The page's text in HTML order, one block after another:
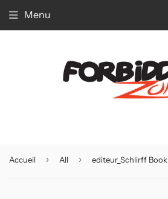
Menu
Accueil › All › editeur_Schlirff Book